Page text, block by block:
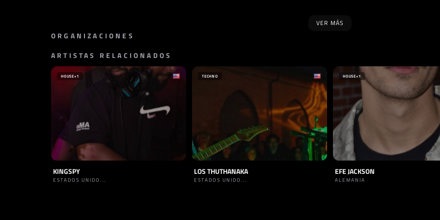
VER MÁS
ORGANIZACIONES
SELLO
UNION THREE
ESPAÑA
ARTISTAS RELACIONADOS
HOUSE+1
KINGSPY
ESTADOS UNIDO...
TECHNO
LOS THUTHANAKA
ESTADOS UNIDO...
HOUSE+1
EFE JACKSON
ALEMANIA